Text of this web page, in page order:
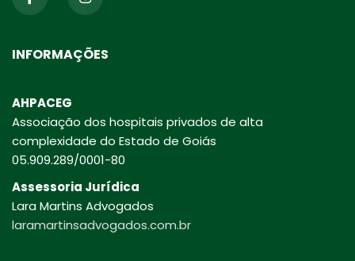
INFORMAÇÕES
AHPACEG
Associação dos hospitais privados de alta
complexidade do Estado de Goiás
05.909.289/0001-80
Assessoria Jurídica
Lara Martins Advogados
laramartinsadvogados.com.br